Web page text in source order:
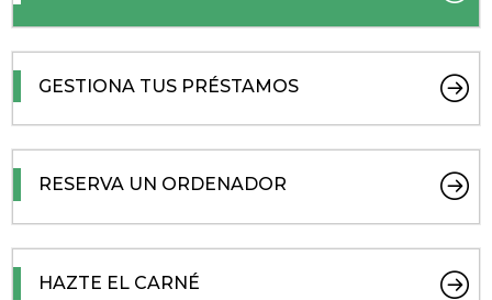
GESTIONA TUS PRÉSTAMOS
RESERVA UN ORDENADOR
HAZTE EL CARNÉ